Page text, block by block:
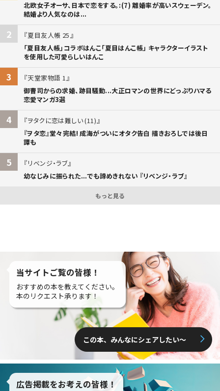
北欧女子オーサ、日本で恋をする。:(7) 離婚率が高いスウェーデン。
結婚より人気なのは...
2
夏目友人帳 25
「夏目友人帳」コラボはんこ「夏目はんこ帳」 キャラクターイラスト
を使用した可愛らしいはんこ
3
天堂家物語 1
御曹司からの求婚、跡目騒動...大正ロマンの世界にどっぷりハマる
恋愛マンガ3選
4
ヲタクに恋は難しい (11)
『ヲタ恋』堂々完結! 成海がついにオタク告白 描きおろしでは後日
譚も
5
リベンジ・ラブ
幼なじみに振られた...でも諦めきれない 『リベンジ・ラブ』
もっと見る
当サイトご覧の皆様！
おすすめの本を教えてください。
本のリクエスト承ります！
この本、みんなにシェアしたい〜
広告掲載をお考えの皆様！